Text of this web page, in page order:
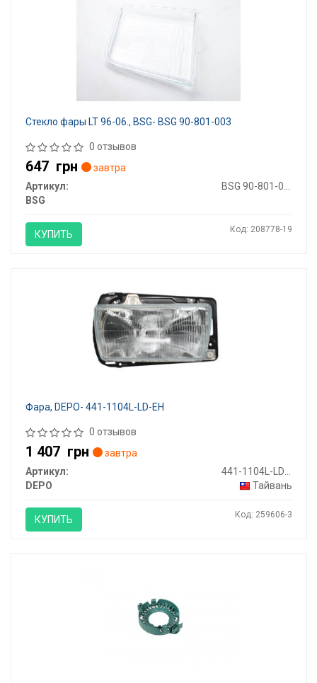
Стекло фары LT 96-06., BSG- BSG 90-801-003
0 отзывов
647 грн
завтра
Артикул:
BSG 90-801-003
BSG
КУПИТЬ Код: 208778-19
Фара, DEPO- 441-1104L-LD-EH
0 отзывов
1 407 грн
завтра
Артикул:
441-1104L-LD-EH
DEPO
Тайвань
КУПИТЬ Код: 259606-3